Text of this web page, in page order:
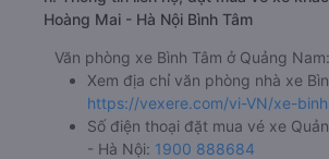
Hoàng Mai - Hà Nội Bình Tâm
Văn phòng xe Bình Tâm ở Quảng Nam:
Xem địa chỉ văn phòng nhà xe
https://vexere.com/vi-VN/xe-
Số điện thoại đặt mua vé xe
- Hà Nội: 1900 888684